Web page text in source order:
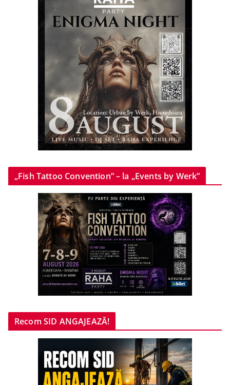
„Fish Tattoo Convention” – la „Events by Werk”
Recom SID ANGAJEAZĂ!